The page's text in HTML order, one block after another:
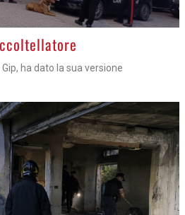
ha dato la sua versione